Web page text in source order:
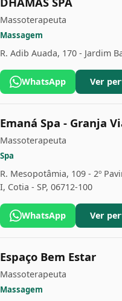
Massoterapeuta
Massagem
R. Adib Auada, 170 - Jardim
WhatsApp Ver
Emaná Spa - Granja
Massoterapeuta
Spa
R. Mesopotâmia, 109 - 2º
I, Cotia - SP, 06712-100
WhatsApp Ver
Espaço Bem Estar
Massoterapeuta
Massagem